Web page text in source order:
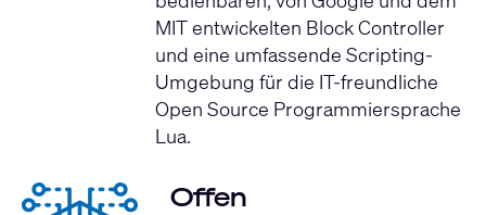
MIT entwickelten Block Controller
und eine umfassende Scripting-
Umgebung für die IT-freundliche
Open Source Programmiersprache
Lua.
Offen